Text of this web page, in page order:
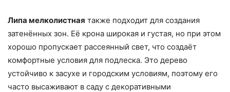
Липа мелколистная также подходит для создания
затенённых зон. Её крона широкая и густая, но при этом
хорошо пропускает рассеянный свет, что создаёт
комфортные условия для подлеска. Это дерево
устойчиво к засухе и городским условиям, поэтому его
часто высаживают в саду с декоративными